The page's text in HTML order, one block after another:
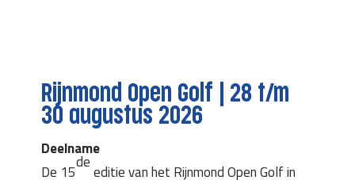
Rijnmond Open Golf | 28 t/m
30 augustus 2026
Deelname
De 15
de
editie van het Rijnmond Open Golf in